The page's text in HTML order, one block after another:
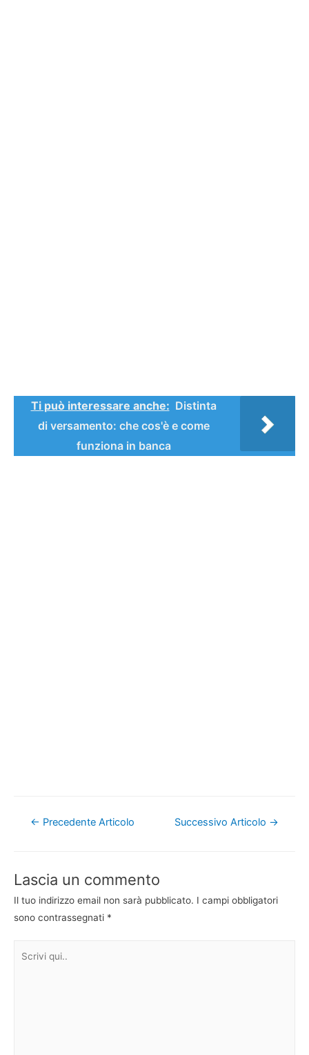
Ti può interessare anche: Distinta
di versamento: che cos'è e come
funziona in banca
Navigazione
← Precedente Articolo Successivo Articolo →
Lascia un commento
Il tuo indirizzo email non sarà pubblicato. I campi obbligatori
sono contrassegnati *